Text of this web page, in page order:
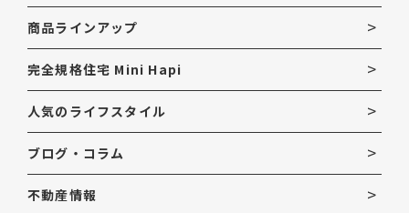
商品ラインアップ
完全規格住宅 Mini Hapi
人気のライフスタイル
ブログ・コラム
不動産情報